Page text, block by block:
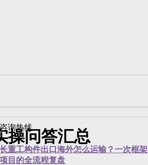
重工构件出口海外怎么运输？一次框架
目的全流程复盘
操问答汇总